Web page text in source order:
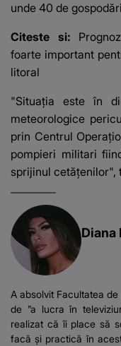
unde 40 de
Citeste si:
foarte important
litoral
"Situaţia este în
meteorologice
prin Centrul
pompieri militari
sprijinul cetăţenilor",
Diana
A absolvit Facultatea
de ”a lucra în
realizat că îi place să
facă și practică în